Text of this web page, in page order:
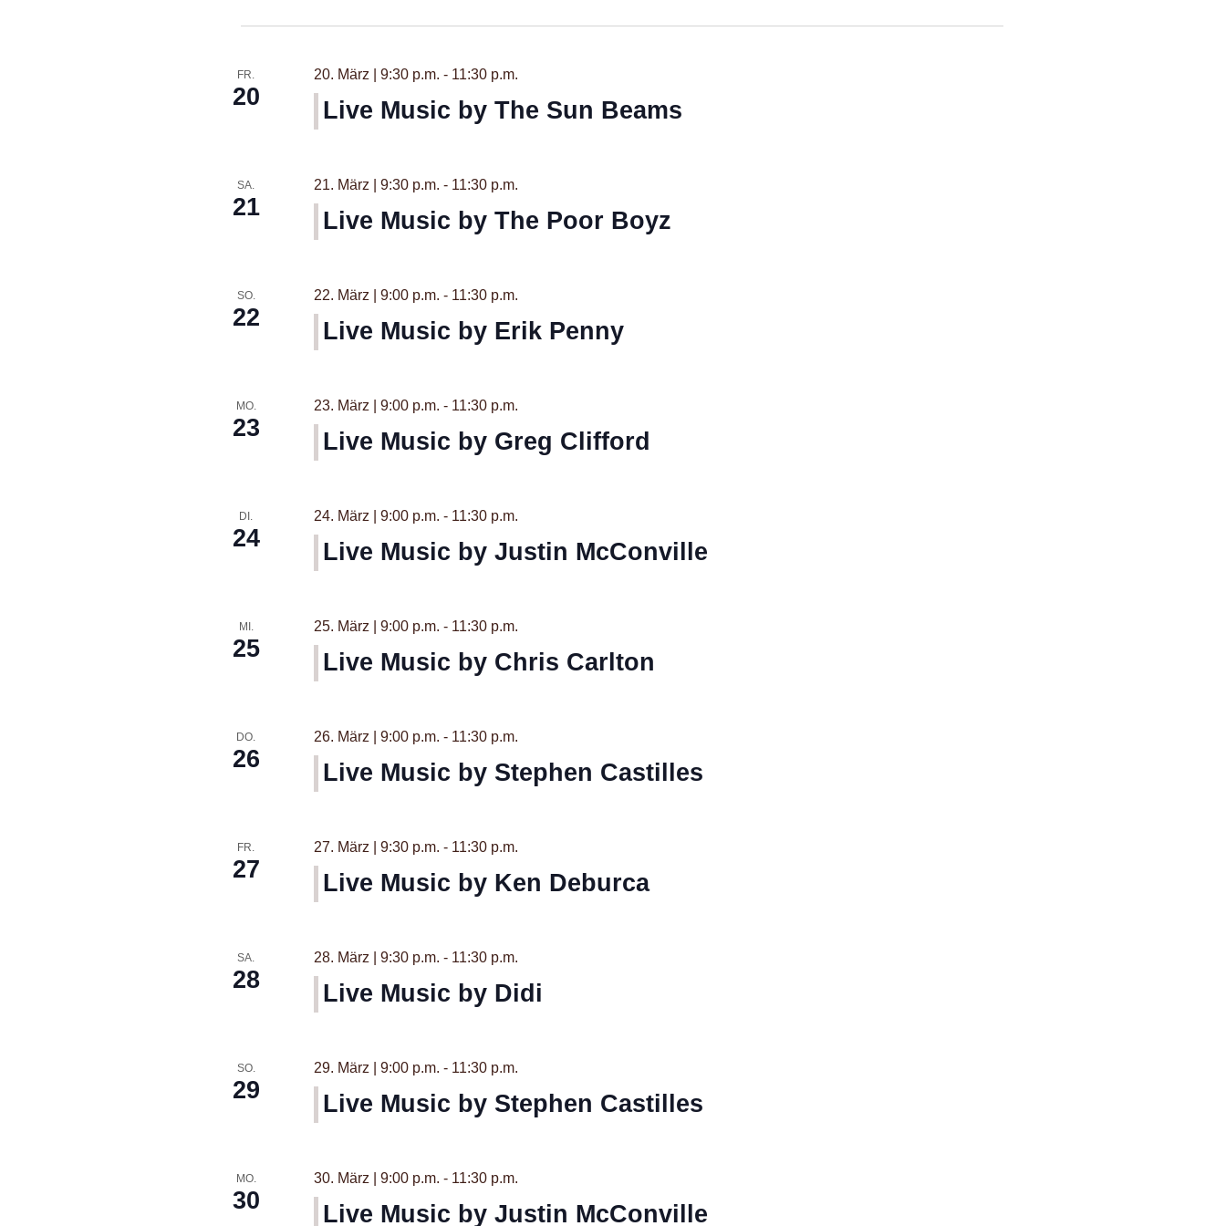
Navigation
Navigation
FR.
20
20. März | 9:30 p.m. - 11:30 p.m.
Live Music by The Sun Beams
SA.
21
21. März | 9:30 p.m. - 11:30 p.m.
Live Music by The Poor Boyz
SO.
22
22. März | 9:00 p.m. - 11:30 p.m.
Live Music by Erik Penny
MO.
23
23. März | 9:00 p.m. - 11:30 p.m.
Live Music by Greg Clifford
DI.
24
24. März | 9:00 p.m. - 11:30 p.m.
Live Music by Justin McConville
MI.
25
25. März | 9:00 p.m. - 11:30 p.m.
Live Music by Chris Carlton
DO.
26
26. März | 9:00 p.m. - 11:30 p.m.
Live Music by Stephen Castilles
FR.
27
27. März | 9:30 p.m. - 11:30 p.m.
Live Music by Ken Deburca
SA.
28
28. März | 9:30 p.m. - 11:30 p.m.
Live Music by Didi
SO.
29
29. März | 9:00 p.m. - 11:30 p.m.
Live Music by Stephen Castilles
MO.
30
30. März | 9:00 p.m. - 11:30 p.m.
Live Music by Justin McConville